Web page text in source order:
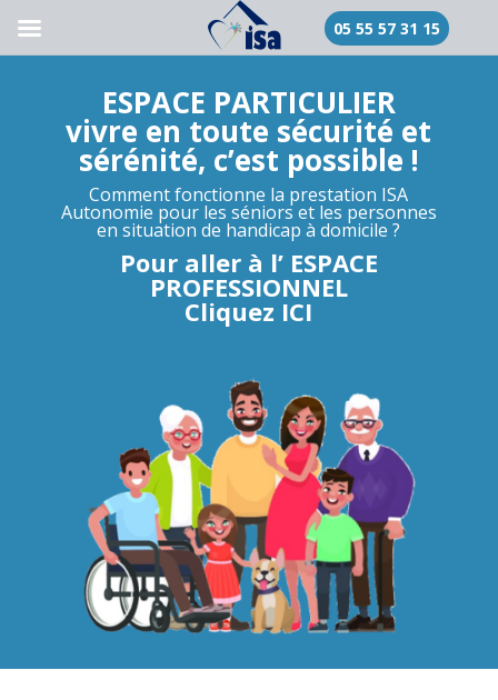
ESPACE PARTICULIER
vivre en toute sécurité et
sérénité, c’est possible !
Comment fonctionne la prestation ISA
Autonomie pour les séniors et les personnes
en situation de handicap à domicile ?
Pour aller à l’ ESPACE
PROFESSIONNEL
Cliquez ICI
05 55 57 31 15